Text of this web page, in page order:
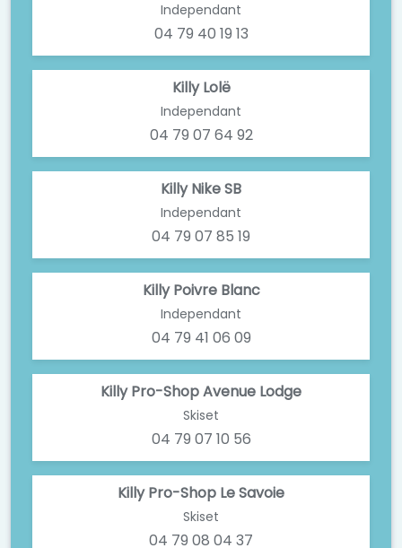
Independant
04 79 40 19 13
Killy Lolë
Independant
04 79 07 64 92
Killy Nike SB
Independant
04 79 07 85 19
Killy Poivre Blanc
Independant
04 79 41 06 09
Killy Pro-Shop Avenue Lodge
Skiset
04 79 07 10 56
Killy Pro-Shop Le Savoie
Skiset
04 79 08 04 37